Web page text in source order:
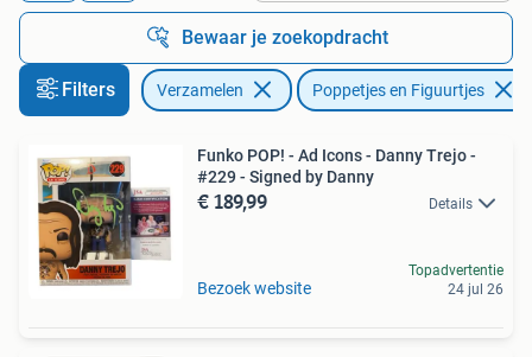
Bewaar je zoekopdracht
Filters Verzamelen Poppetjes en Figuurtjes
Funko POP! - Ad Icons - Danny Trejo -
#229 - Signed by Danny
€ 189,99 Details
Bezoek website
Topadvertentie
24 jul 26